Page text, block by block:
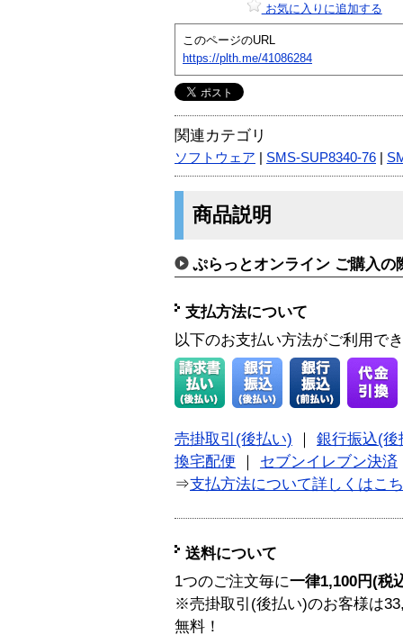
お気に入りに追加する
このページのURL
https://plth.me/41086284
関連カテゴリ
ソフトウェア SMS-SUP8340-76
商品説明
ぷらっとオンライン ご購入の
支払方法について
以下のお支払い方法がご利用で
売掛取引(後払い)
銀行振込(後
換宅配便
セブンイレブン決済
⇒支払方法について詳しくはこ
送料について
1つのご注文毎に一律1,100円(税
※売掛取引(後払い)のお客様は
無料！